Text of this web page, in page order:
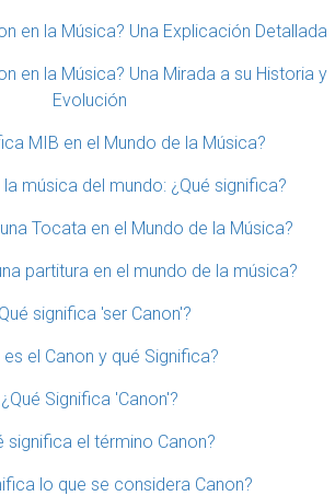
en la Música? Una Explicación Detallada
en la Música? Una Mirada a su Historia y
Evolución
MIB en el Mundo de la Música?
música del mundo: ¿Qué significa?
Tocata en el Mundo de la Música?
partitura en el mundo de la música?
significa 'ser Canon'?
es el Canon y qué Significa?
¿Qué Significa 'Canon'?
significa el término Canon?
lo que se considera Canon?